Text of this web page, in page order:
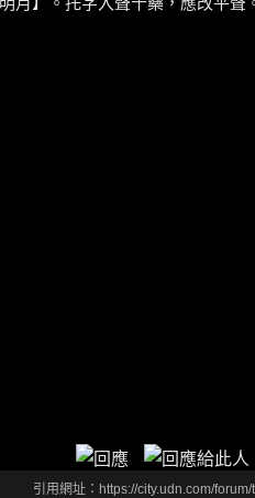
引用網址：https://city.udn.com/